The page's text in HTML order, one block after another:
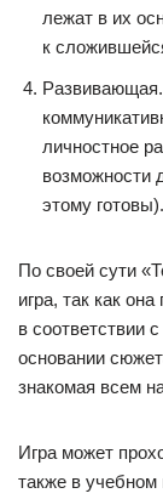
лежат в их
к
Развивающая.
личностное
возможности
этому готовы).
По своей сути
игра, так как
в соответствии
основании
знакомая всем
Игра может
также в учебном